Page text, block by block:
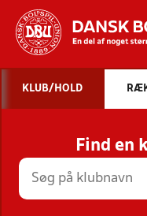
STILLINGER,
KLUB/HOLD
Find en